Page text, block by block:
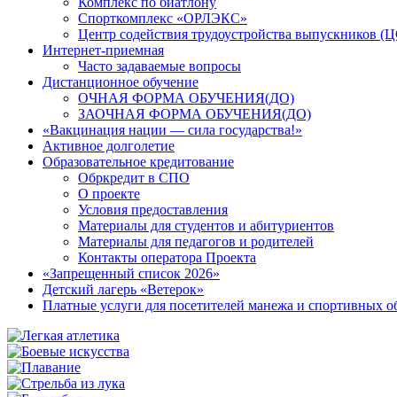
Спорткомплекс «ОРЛЭКС»
Центр содействия трудоустройства выпускников
Интернет-приемная
Часто задаваемые вопросы
Дистанционное обучение
ОЧНАЯ ФОРМА ОБУЧЕНИЯ(ДО)
ЗАОЧНАЯ ФОРМА ОБУЧЕНИЯ(ДО)
«Вакцинация нации — сила государства!»
Активное долголетие
Образовательное кредитование
Обркредит в СПО
О проекте
Условия предоставления
Материалы для студентов и абитуриентов
Материалы для педагогов и родителей
Контакты оператора Проекта
«Запрещенный список 2026»
Детский лагерь «Ветерок»
Платные услуги для посетителей манежа и спортивных